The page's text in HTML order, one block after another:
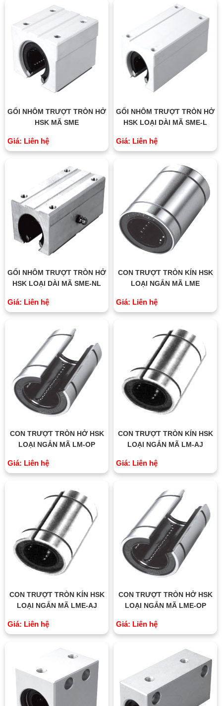
GỐI NHÔM TRƯỢT TRÒN HỞ
HSK MÃ SME
Giá: Liên hệ
GỐI NHÔM TRƯỢT TRÒN HỞ
HSK LOẠI DÀI MÃ SME-L
Giá: Liên hệ
GỐI NHÔM TRƯỢT TRÒN HỞ
HSK LOẠI DÀI MÃ SME-NL
Giá: Liên hệ
CON TRƯỢT TRÒN KÍN HSK
LOẠI NGẮN MÃ LME
Giá: Liên hệ
CON TRƯỢT TRÒN HỞ HSK
LOẠI NGẮN MÃ LM-OP
Giá: Liên hệ
CON TRƯỢT TRÒN KÍN HSK
LOẠI NGẮN MÃ LM-AJ
Giá: Liên hệ
CON TRƯỢT TRÒN KÍN HSK
LOẠI NGẮN MÃ LME-AJ
Giá: Liên hệ
CON TRƯỢT TRÒN HỞ HSK
LOẠI NGẮN MÃ LME-OP
Giá: Liên hệ